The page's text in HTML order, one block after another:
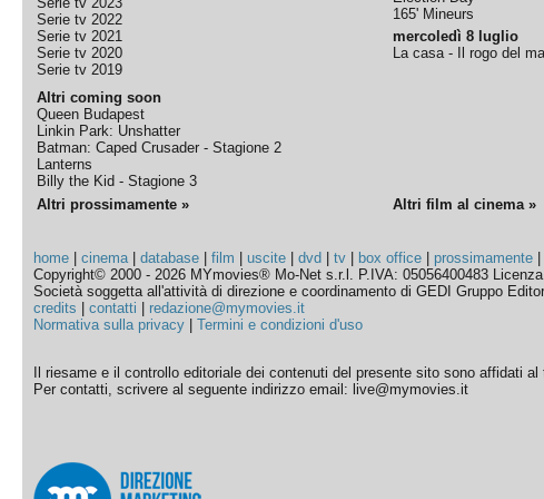
Serie tv 2022
Serie tv 2021
Serie tv 2020
Serie tv 2019
Altri coming soon
Queen Budapest
Linkin Park: Unshatter
Batman: Caped Crusader - Stagione 2
Lanterns
Billy the Kid - Stagione 3
165' Mineurs
mercoledì 8 luglio
La casa - Il rogo del
Altri prossimamente » Altri film al cinema »
home |cinema|database |film |uscite |dvd |tv box office prossimamente
Copyright© 2000 - 2026 MYmovies® Mo-Net s.r.l. P.IVA: 05056400483
Società soggetta all'attività di direzione e coordinamento di GEDI Gruppo
credits |contatti
redazione@mymovies.it
Normativa sulla privacy |Termini e condizioni d'uso
Il riesame e il controllo editoriale dei contenuti del presente sito sono affidati
Per contatti, scrivere al seguente indirizzo email: live@mymovies.it